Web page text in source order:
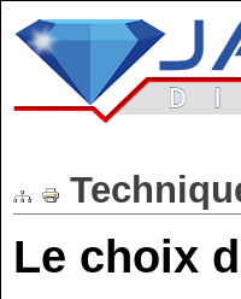
Le choix